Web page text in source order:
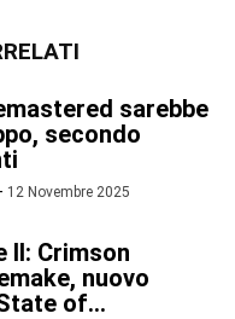
sarebbe
secondo
- 12 Novembre 2025
II: Crimson
nuovo
of...